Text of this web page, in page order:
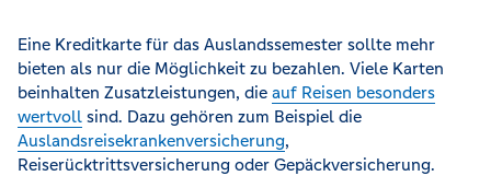
Eine Kreditkarte für das Auslandssemester sollte mehr
bieten als nur die Möglichkeit zu bezahlen. Viele Karten
beinhalten Zusatzleistungen, die auf Reisen besonders
wertvoll sind. Dazu gehören zum Beispiel die
Auslandsreisekrankenversicherung,
Reiserücktrittsversicherung oder Gepäckversicherung.